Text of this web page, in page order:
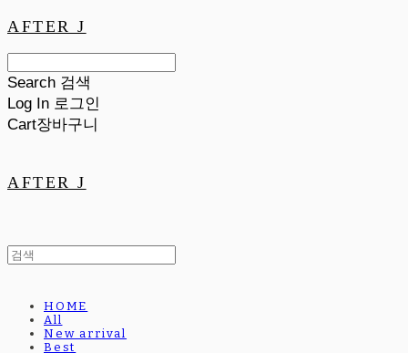
AFTER J
Search 검색
Log In 로그인
Cart장바구니
AFTER J
HOME
All
New arrival
Best